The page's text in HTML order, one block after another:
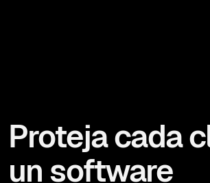
Proteja cada
un software